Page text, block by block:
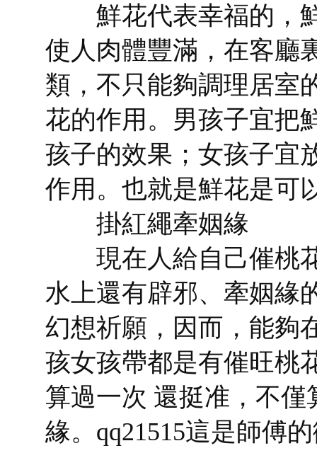
鮮花代表幸福的，鮮
使人肉體豐滿，在客廳
類，不只能夠調理居室
花的作用。男孩子宜把
孩子的效果；女孩子宜
作用。也就是鮮花是可
掛紅繩牽姻緣
現在人給自己催桃花
水上還有辟邪、牽姻緣
幻想祈願，因而，能夠
孩女孩帶都是有催旺桃
算過一次 還挺准，不
緣。qq21515這是師傅